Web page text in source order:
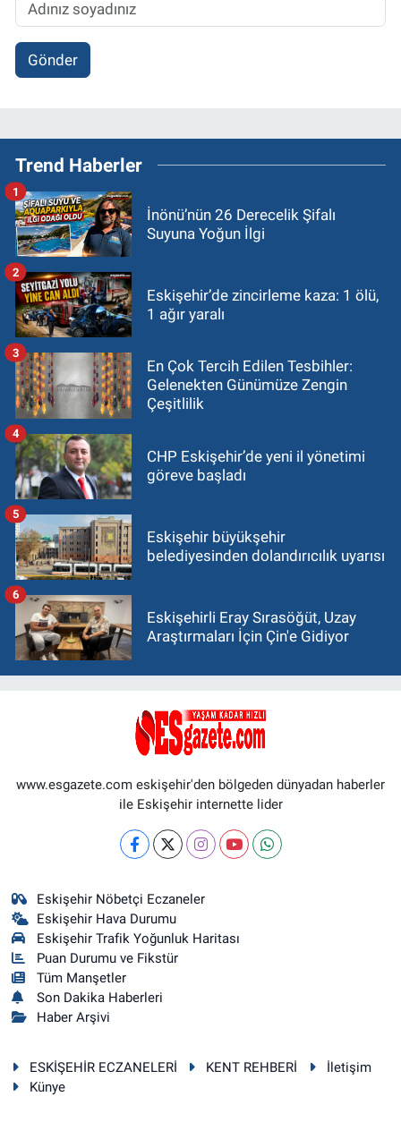
Gönder
Trend Haberler
İnönü’nün 26 Derecelik Şifalı
Suyuna Yoğun İlgi
1
Eskişehir’de zincirleme kaza: 1 ölü,
1 ağır yaralı
2
En Çok Tercih Edilen Tesbihler:
Gelenekten Günümüze Zengin
Çeşitlilik
3
CHP Eskişehir’de yeni il yönetimi
göreve başladı
4
Eskişehir büyükşehir
belediyesinden dolandırıcılık uyarısı
5
Eskişehirli Eray Sırasöğüt, Uzay
Araştırmaları İçin Çin'e Gidiyor
6
www.esgazete.com eskişehir'den bölgeden dünyadan haberler
ile Eskişehir internette lider
Eskişehir Nöbetçi Eczaneler
Eskişehir Hava Durumu
Eskişehir Trafik Yoğunluk Haritası
Puan Durumu ve Fikstür
Tüm Manşetler
Son Dakika Haberleri
Haber Arşivi
ESKİŞEHİR ECZANELERİ KENT REHBERİ
İletişim
Künye